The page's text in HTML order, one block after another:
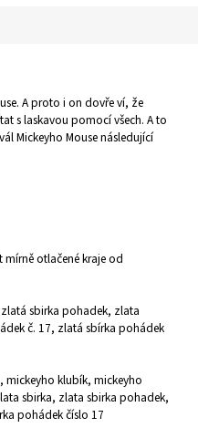
A proto i on dovře ví, že
s laskavou pomocí všech. A to
Mickeyho Mouse následující
otlačené kraje od
sbirka pohadek, zlata
č. 17, zlatá sbírka pohádek
mickeyho klubík, mickeyho
sbirka, zlata sbirka pohadek,
pohádek číslo 17